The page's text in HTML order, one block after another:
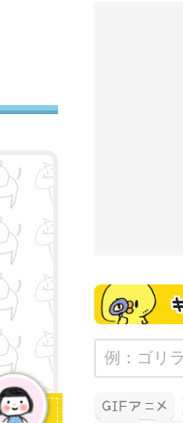
GIFアニメ